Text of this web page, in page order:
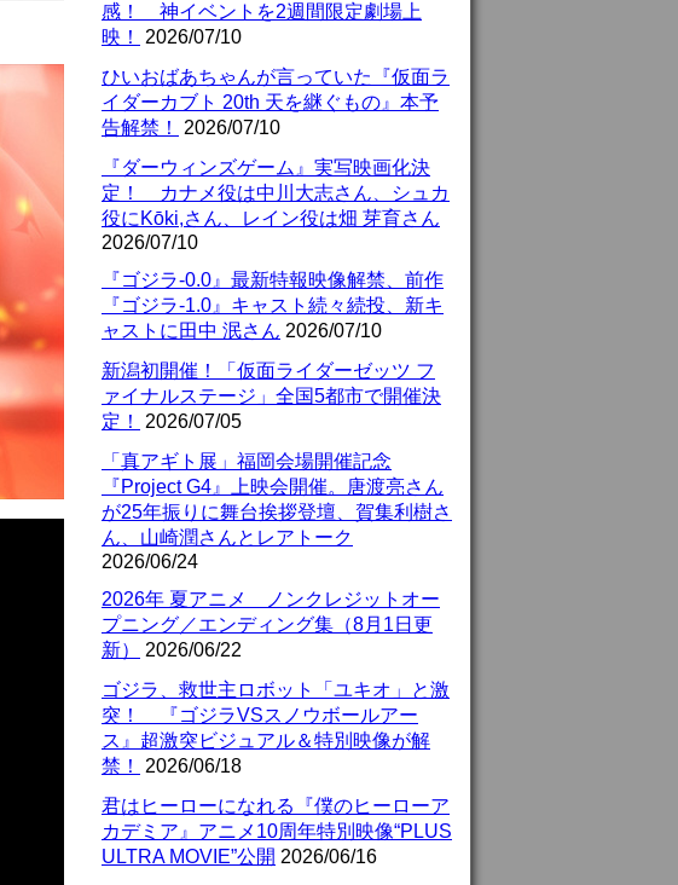
感！ 神イベントを2週間限定劇場上
映！
2026/07/10
ひいおばあちゃんが言っていた『仮面ラ
イダーカブト 20th 天を継ぐもの』本予
告解禁！
2026/07/10
『ダーウィンズゲーム』実写映画化決
定！ カナメ役は中川大志さん、シュカ
役にKōki,さん、レイン役は畑 芽育さん
2026/07/10
『ゴジラ-0.0』最新特報映像解禁、前作
『ゴジラ-1.0』キャスト続々続投、新キ
ャストに田中 泯さん 2026/07/10
新潟初開催！「仮面ライダーゼッツ フ
ァイナルステージ」全国5都市で開催決
定！
2026/07/05
「真アギト展」福岡会場開催記念
『Project G4』上映会開催。唐渡亮さん
が25年振りに舞台挨拶登壇、賀集利樹さ
ん、山崎潤さんとレアトーク
2026/06/24
2026年 夏アニメ ノンクレジットオー
プニング／エンディング集（8月1日更
新）
2026/06/22
ゴジラ、救世主ロボット「ユキオ」と激
突！ 『ゴジラVSスノウボールアー
ス』超激突ビジュアル＆特別映像が解
禁！
2026/06/18
君はヒーローになれる『僕のヒーローア
カデミア』アニメ10周年特別映像“PLUS
ULTRA MOVIE”公開 2026/06/16